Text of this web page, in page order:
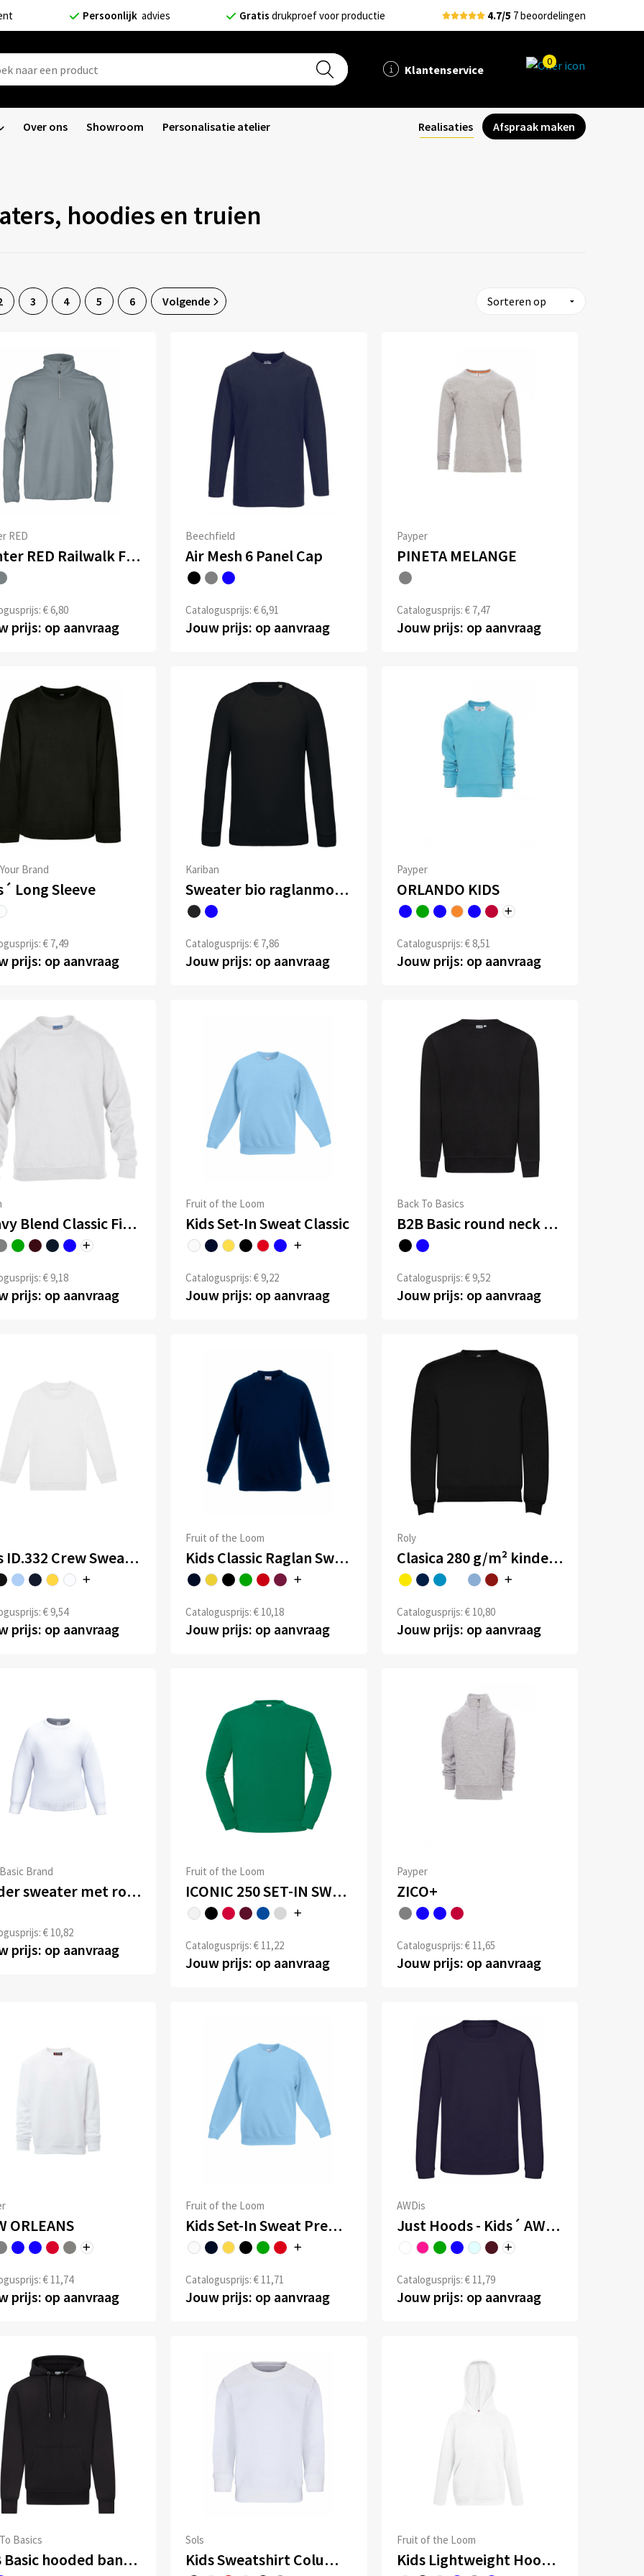
Persoonlijk advies Gratis drukproef voor productie 4.7/5 7 beoordelingen
Klantenservice
0
Over ons Showroom Personalisatie atelier Realisaties Afspraak maken
hoodies en truien
3 4 5 6 Volgende
RED
Printer RED Railwalk Fleece Jacket Men
€ 6,80
prijs: op aanvraag
Beechfield
Air Mesh 6 Panel Cap
Catalogusprijs: € 6,91
Jouw prijs: op aanvraag
Payper
PINETA MELANGE
Catalogusprijs: € 7,47
Jouw prijs: op aanvraag
Brand
Long Sleeve
€ 7,49
prijs: op aanvraag
Kariban
Sweater bio raglanmouwen kids
Catalogusprijs: € 7,86
Jouw prijs: op aanvraag
Payper
ORLANDO KIDS
Catalogusprijs: € 8,51
Jouw prijs: op aanvraag
Heavy Blend Classic Fit Youth Crewneck Sweatshirt
€ 9,18
prijs: op aanvraag
Fruit of the Loom
Kids Set-In Sweat Classic
Catalogusprijs: € 9,22
Jouw prijs: op aanvraag
Back To Basics
B2B Basic round neck sweater Tommy
Catalogusprijs: € 9,52
Jouw prijs: op aanvraag
Kids ID.332 Crew Sweatshirt
€ 9,54
prijs: op aanvraag
Fruit of the Loom
Kids Classic Raglan Sweat
Catalogusprijs: € 10,18
Jouw prijs: op aanvraag
Roly
Clasica 280 g/m² kindertrui met ronde hals
Catalogusprijs: € 10,80
Jouw prijs: op aanvraag
Brand
Kinder sweater met ronde hals
€ 10,82
prijs: op aanvraag
Fruit of the Loom
ICONIC 250 SET-IN SWEAT
Catalogusprijs: € 11,22
Jouw prijs: op aanvraag
Payper
ZICO+
Catalogusprijs: € 11,65
Jouw prijs: op aanvraag
ORLEANS
€ 11,74
prijs: op aanvraag
Fruit of the Loom
Kids Set-In Sweat Premium
Catalogusprijs: € 11,71
Jouw prijs: op aanvraag
AWDis
Just Hoods - Kids´ AWDis Sweat
Catalogusprijs: € 11,79
Jouw prijs: op aanvraag
Basics
B2B Basic hooded band sweater Timmy
Sols
Kids Sweatshirt Columbia
Fruit of the Loom
Kids Lightweight Hooded Sweat